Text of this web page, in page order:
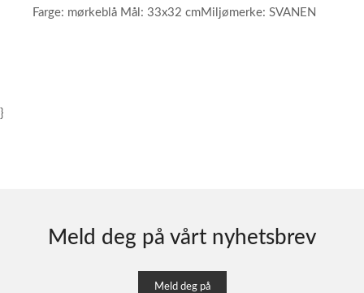
Farge: mørkeblå Mål: 33x32 cmMiljømerke: SVANEN
}
Meld deg på vårt nyhetsbrev
Meld deg på